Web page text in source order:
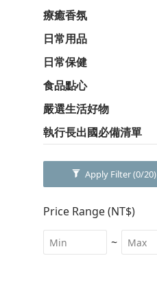
療癒香氛
日常用品
日常保健
食品點心
嚴選生活好物
執行長出國必備清單
Apply Filter(0/20)
Price Range (NT$)
~